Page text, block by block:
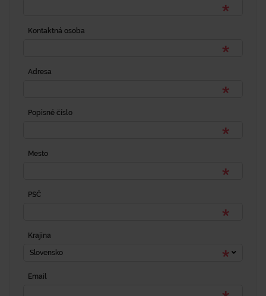
Kontaktná osoba
Adresa
Popisné číslo
Mesto
PSČ
Krajina
Slovensko
Email